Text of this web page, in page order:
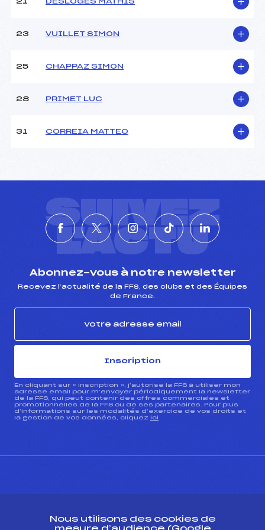
21 DESLOGES MATHIS
23 VUILLET SIMON
25 CHAPPAZ SIMON
28 PRIMET LUC
31 CORREIA MATTEO
SUIVEZ
L'ACTU
Abonnez-vous à notre newsletter
Recevez l’actualité de la FFS, des clubs et des Équipes
de France.
Inscription
En cliquant sur « inscription », j’autorise la FFS à utiliser mon
adresse email pour m’envoyer périodiquement la newsletter
de la FFS, qui peut contenir des offres commerciales et
promotionnelles de la FFS ou de ses partenaires. Pour plus
d’informations sur les modalités d’exercice de vos droits et
la gestion de vos données, cliquez ici
Nous utilisons des cookies de